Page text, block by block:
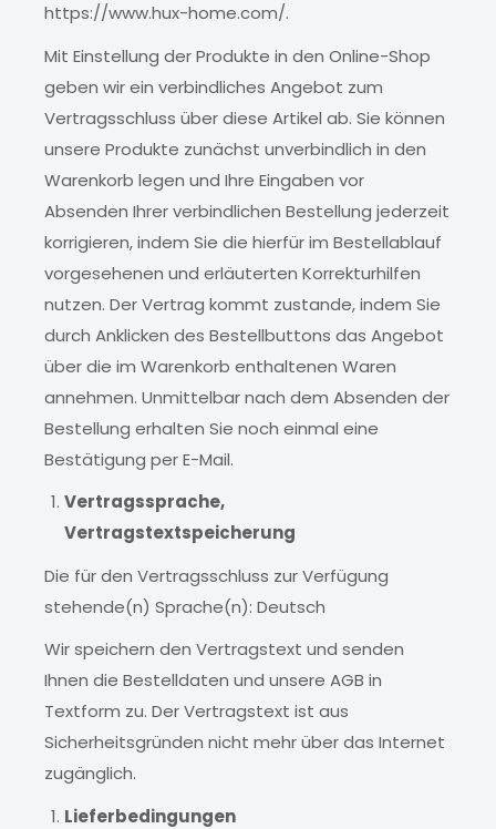
https://www.hux-home.com/.
Mit Einstellung der Produkte in den Online-Shop
geben wir ein verbindliches Angebot zum
Vertragsschluss über diese Artikel ab. Sie können
unsere Produkte zunächst unverbindlich in den
Warenkorb legen und Ihre Eingaben vor
Absenden Ihrer verbindlichen Bestellung jederzeit
korrigieren, indem Sie die hierfür im Bestellablauf
vorgesehenen und erläuterten Korrekturhilfen
nutzen. Der Vertrag kommt zustande, indem Sie
durch Anklicken des Bestellbuttons das Angebot
über die im Warenkorb enthaltenen Waren
annehmen. Unmittelbar nach dem Absenden der
Bestellung erhalten Sie noch einmal eine
Bestätigung per E-Mail.
Vertragssprache,
Vertragstextspeicherung
Die für den Vertragsschluss zur Verfügung
stehende(n) Sprache(n): Deutsch
Wir speichern den Vertragstext und senden
Ihnen die Bestelldaten und unsere AGB in
Textform zu. Der Vertragstext ist aus
Sicherheitsgründen nicht mehr über das Internet
zugänglich.
Lieferbedingungen